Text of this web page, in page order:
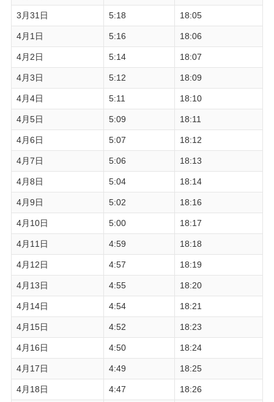
3月31日 5:18 18:05
4月1日 5:16 18:06
4月2日 5:14 18:07
4月3日 5:12 18:09
4月4日 5:11 18:10
4月5日 5:09 18:11
4月6日 5:07 18:12
4月7日 5:06 18:13
4月8日 5:04 18:14
4月9日 5:02 18:16
4月10日 5:00 18:17
4月11日 4:59 18:18
4月12日 4:57 18:19
4月13日 4:55 18:20
4月14日 4:54 18:21
4月15日 4:52 18:23
4月16日 4:50 18:24
4月17日 4:49 18:25
4月18日 4:47 18:26